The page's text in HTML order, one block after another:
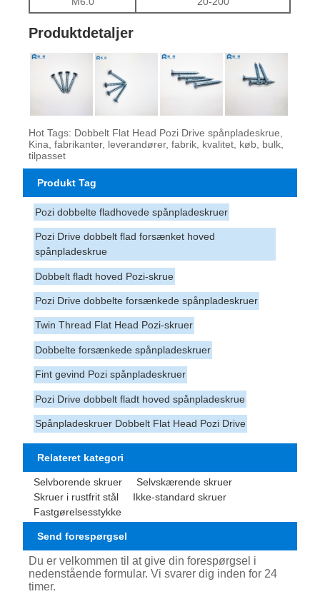
Produktdetaljer
Hot Tags: Dobbelt Flat Head Pozi Drive spånpladeskrue,
Kina, fabrikanter, leverandører, fabrik, kvalitet, køb, bulk,
tilpasset
Produkt Tag
Pozi dobbelte fladhovede spånpladeskruer
Pozi Drive dobbelt flad forsænket hoved
spånpladeskrue
Dobbelt fladt hoved Pozi-skrue
Pozi Drive dobbelte forsænkede spånpladeskruer
Twin Thread Flat Head Pozi-skruer
Dobbelte forsænkede spånpladeskruer
Fint gevind Pozi spånpladeskruer
Pozi Drive dobbelt fladt hoved spånpladeskrue
Spånpladeskruer Dobbelt Flat Head Pozi Drive
Relateret kategori
Selvborende skruer
Selvskærende skruer
Skruer i rustfrit stål
Ikke-standard skruer
Fastgørelsesstykke
Send forespørgsel
Du er velkommen til at give din forespørgsel i
nedenstående formular. Vi svarer dig inden for 24
timer.